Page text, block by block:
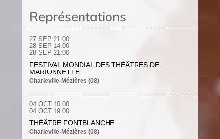
Représentations
27 SEP 21:00
28 SEP 14:00
28 SEP 21:00
FESTIVAL MONDIAL DES THÉÂTRES DE
MARIONNETTE
Charleville-Mézières (08)
04 OCT10:00
04 OCT19:00
THÉÂTRE FONTBLANCHE
Charleville-Mézières (08)